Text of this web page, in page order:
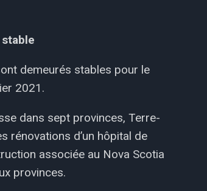
demeurés stables pour le
2021.
dans sept provinces, Terre-
rénovations d’un hôpital de
associée au Nova Scotia
provinces.